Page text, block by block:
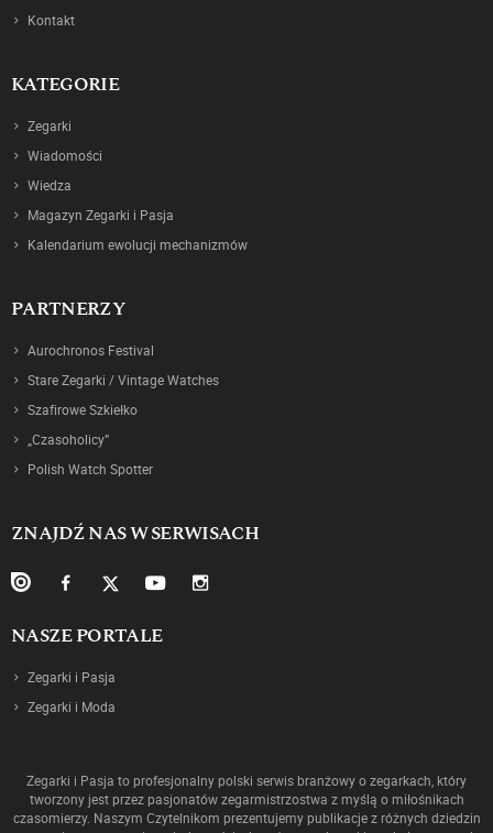
Kontakt
KATEGORIE
Zegarki
Wiadomości
Wiedza
Magazyn Zegarki i Pasja
Kalendarium ewolucji mechanizmów
PARTNERZY
Aurochronos Festival
Stare Zegarki / Vintage Watches
Szafirowe Szkiełko
„Czasoholicy”
Polish Watch Spotter
ZNAJDŹ NAS W SERWISACH
NASZE PORTALE
Zegarki i Pasja
Zegarki i Moda
Zegarki i Pasja to profesjonalny polski serwis branżowy o zegarkach, który
tworzony jest przez pasjonatów zegarmistrzostwa z myślą o miłośnikach
czasomierzy. Naszym Czytelnikom prezentujemy publikacje z różnych dziedzin